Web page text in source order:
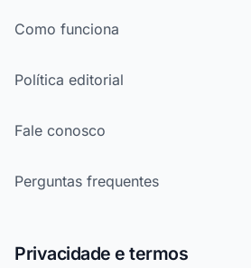
Como funciona
Política editorial
Fale conosco
Perguntas frequentes
Privacidade e termos